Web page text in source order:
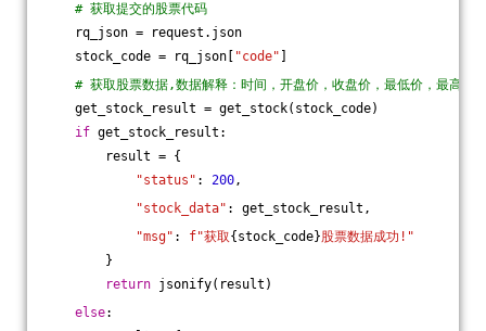
# 获取提交的股票代码
rq_json = request.json
stock_code = rq_json[
"code"
# 获取股票数据,数据解释：时间，开盘价，收盘价，最低价，最高价
get_stock_result = get_stock(stock_code)
if get_stock_result:
result = {
"status" : 200,
"stock_data" : get_stock_result,
"msg" : f"获取{stock_code}股票数据成功!"
}
return jsonify(result)
else: